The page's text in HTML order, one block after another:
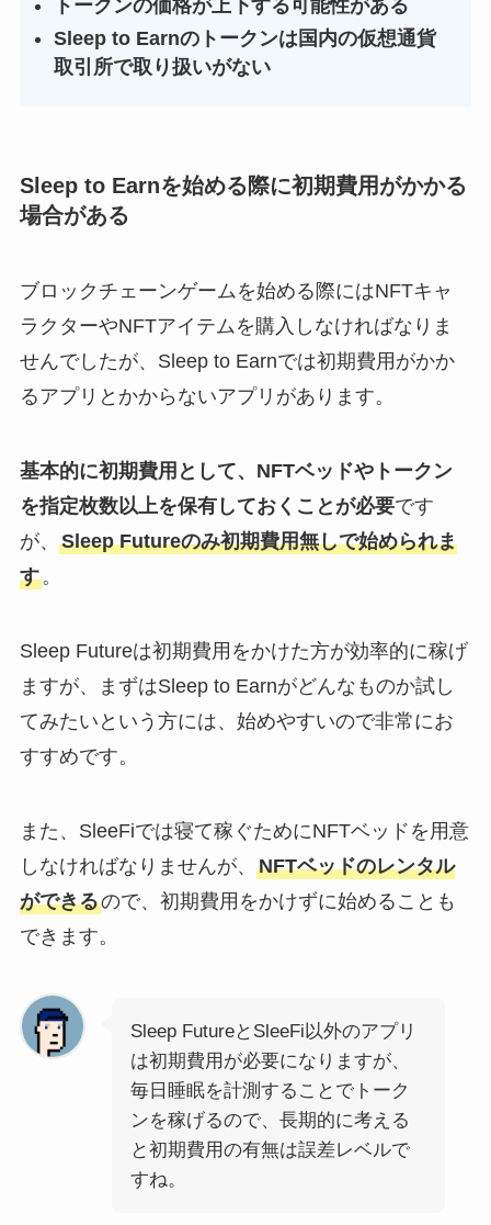
トークンの価格が上下する可能性がある
Sleep to Earnのトークンは国内の仮想通貨
取引所で取り扱いがない
Sleep to Earnを始める際に初期費用がかかる
場合がある
ブロックチェーンゲームを始める際にはNFTキャ
ラクターやNFTアイテムを購入しなければなりま
せんでしたが、Sleep to Earnでは初期費用がかか
るアプリとかからないアプリがあります。
基本的に初期費用として、NFTベッドやトークン
を指定枚数以上を保有しておくことが必要です
が、 Sleep Futureのみ初期費用無しで始められま
す。
Sleep Futureは初期費用をかけた方が効率的に稼げ
ますが、まずはSleep to Earnがどんなものか試し
てみたいという方には、始めやすいので非常にお
すすめです。
また、SleeFiでは寝て稼ぐためにNFTベッドを用意
しなければなりませんが、 NFTベッドのレンタル
ができるので、初期費用をかけずに始めることも
できます。
Sleep FutureとSleeFi以外のアプリ
は初期費用が必要になりますが、
毎日睡眠を計測することでトーク
ンを稼げるので、長期的に考える
と初期費用の有無は誤差レベルで
すね。